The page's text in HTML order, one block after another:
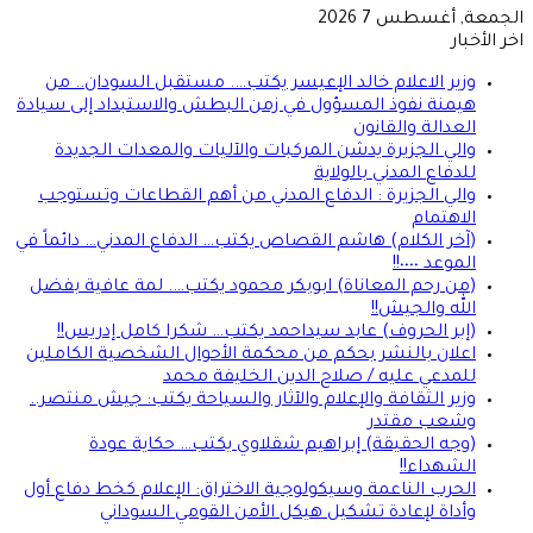
الجمعة, أغسطس 7 2026
اخر الأخبار
وزير الاعلام خالد الإعيسر يكتب…. مستقبل السودان.. من
هيمنة نفوذ المسؤول في زمن البطش والاستبداد إلى سيادة
العدالة والقانون
والي الجزيرة يدشن المركبات والآليات والمعدات الجديدة
للدفاع المدني بالولاية
والي الجزيرة : الدفاع المدني من أهم القطاعات وتستوجب
الاهتمام
(آخر الكلام) هاشم القصاص يكتب… الدفاع المدني… دائماً في
الموعد ٠٠٠٠!!
(من رحم المعاناة) ابوبكر محمود يكتب…. لمة عافية بفضل
الله والجيش!!
(إبر الحروف) عابد سيداحمد يكتب… شكرا كامل إدريس!!
اعلان بالنشر بحكم من محكمة الأحوال الشخصية الكاملين
للمدعي عليه / صلاح الدين الخليفة محمد
وزير الثقافة والإعلام والآثار والسياحة يكتب: جيش منتصر..
وشعب مقتدر
(وجه الحقيقة) إبراهيم شقلاوي يكتب… حكاية عودة
الشهداء!!
الحرب الناعمة وسيكولوجية الاختراق: الإعلام كخط دفاع أول
وأداة لإعادة تشكيل هيكل الأمن القومي السوداني